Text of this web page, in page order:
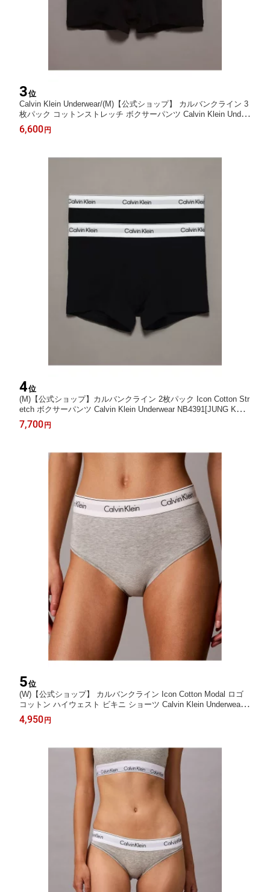
3位
Calvin Klein Underwear/(M)【公式ショップ】 カルバンクライン 3
枚パック コットンストレッチ ボクサーパンツ Calvin Klein Under
wear NP2312O Calvin Klein Underwear カルバン・クライン イン
ナー・ルームウェア ボクサーパンツ・トランクス【送料無料】[R
6,600 円
4位
(M)【公式ショップ】カルバンクライン 2枚パック Icon Cotton Str
etch ボクサーパンツ Calvin Klein Underwear NB4391[JUNG KOO
K / ジョングク着用商品] Calvin Klein Underwear カルバン・クラ
イン インナー・ルームウェア ボクサーパンツ・ト【送料無料】
7,700 円
5位
(W)【公式ショップ】 カルバンクライン Icon Cotton Modal ロゴ
コットン ハイウェスト ビキニ ショーツ Calvin Klein Underwear
QF8525 Calvin Klein Underwear カルバン・クライン インナー・
ルームウェア ショーツ ブラック グレー【送料無料】[Rakuten Fa
4,950 円